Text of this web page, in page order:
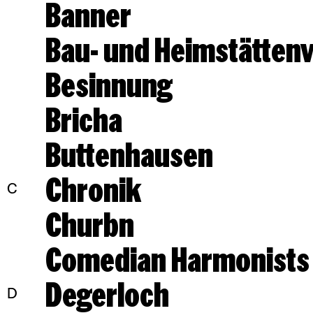
Banner
Bau- und
Besinnung
Bricha
Buttenhausen
C
Chronik
Churbn
Comedian Harmonists
D
Degerloch